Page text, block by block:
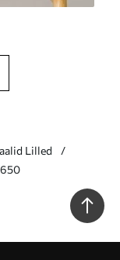
Lilled